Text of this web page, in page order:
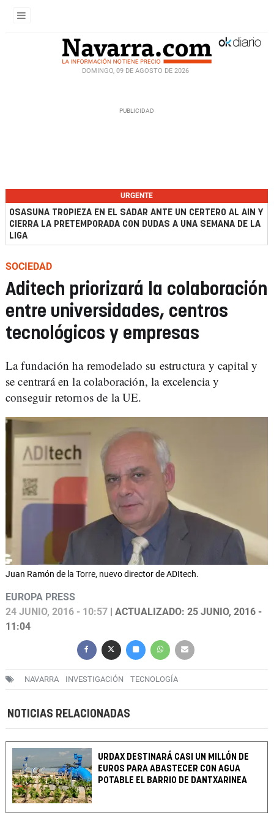
DOMINGO, 09 DE AGOSTO DE 2026
URGENTE
OSASUNA TROPIEZA EN EL SADAR ANTE UN CERTERO AL AIN Y
CIERRA LA PRETEMPORADA CON DUDAS A UNA SEMANA DE LA
LIGA
SOCIEDAD
Aditech priorizará la colaboración
entre universidades, centros
tecnológicos y empresas
La fundación ha remodelado su estructura y capital y
se centrará en la colaboración, la excelencia y
conseguir retornos de la UE.
Juan Ramón de la Torre, nuevo director de ADItech.
EUROPA PRESS
24 JUNIO, 2016 - 10:57 | ACTUALIZADO: 25 JUNIO, 2016 -
11:04
NAVARRA INVESTIGACIÓN TECNOLOGÍA
NOTICIAS RELACIONADAS
URDAX DESTINARÁ CASI UN MILLÓN DE
EUROS PARA ABASTECER CON AGUA
POTABLE EL BARRIO DE DANTXARINEA